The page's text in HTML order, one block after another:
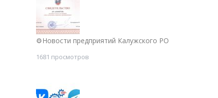
⚙Новости предприятий Калужского РО
1681 просмотров